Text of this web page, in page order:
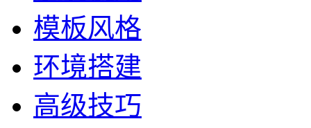
模板风格
环境搭建
高级技巧